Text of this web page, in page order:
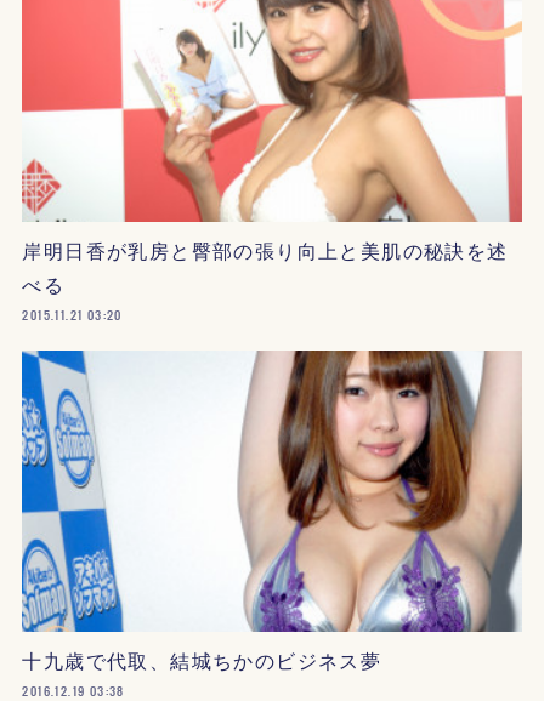
岸明日香が乳房と臀部の張り向上と美肌の秘訣を述
べる
2015.11.21 03:20
十九歳で代取、結城ちかのビジネス夢
2016.12.19 03:38